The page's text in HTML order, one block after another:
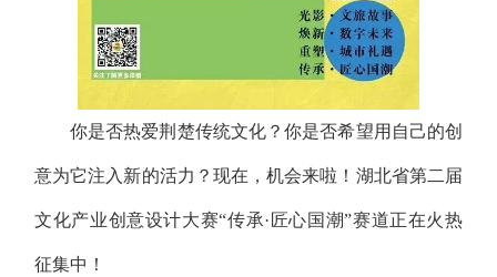
你是否热爱荆楚传统文化？你是否希望用自己的创
意为它注入新的活力？ 现在，机会来啦！ 湖北省第二届
文化产业创意设计大赛“传承·匠心国潮”赛道正在火热
征集中！